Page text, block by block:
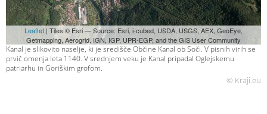
Leaflet | Tiles © Esri — Source: Esri, i-cubed, USDA, USGS, AEX, GeoEye,
Getmapping, Aerogrid, IGN, IGP, UPR-EGP, and the GIS User Community
Kanal je slikovito naselje, ki je središče Občine Kanal ob Soči. V pisnih virih se
prvič omenja leta 1140. V srednjem veku je Kanal pripadal Oglejskemu
patriarhu in Goriškim grofom.
© Kraji.eu